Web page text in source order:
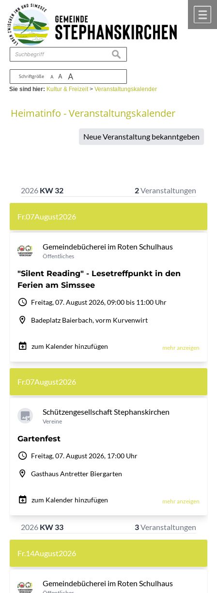
Zum Inhalt ,zur Navigation
Schriftgröße A A A
suchen
Sie sind hier: Kultur & Freizeit>Veranstaltungskalender
Heimatinfo - Veranstaltungskalender